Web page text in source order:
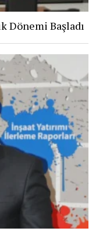
Dönemi Başladı